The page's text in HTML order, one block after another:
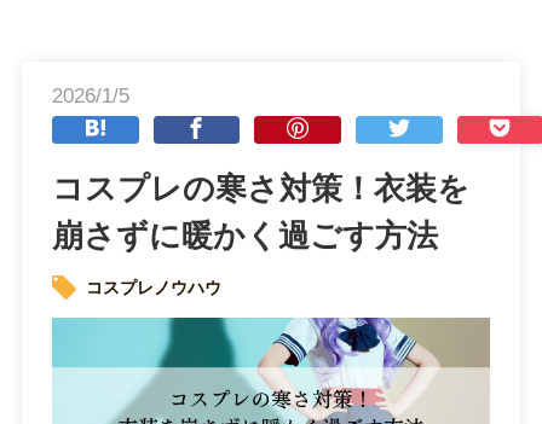
2026/1/5
コスプレの寒さ対策！衣装を
崩さずに暖かく過ごす方法
コスプレノウハウ